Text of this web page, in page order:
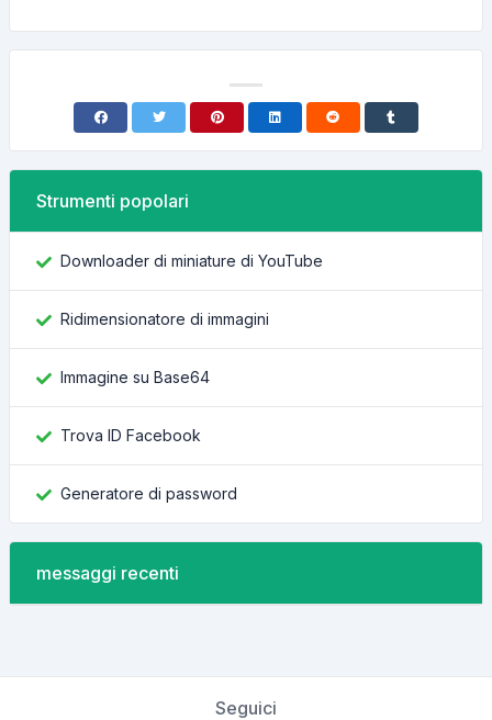
Strumenti popolari
Downloader di miniature di YouTube
Ridimensionatore di immagini
Immagine su Base64
Trova ID Facebook
Generatore di password
messaggi recenti
Seguici